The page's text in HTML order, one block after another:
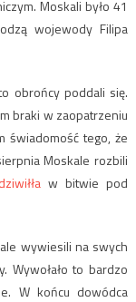
Moskali było 41
wojewody Filipa
obrońcy poddali się.
braki w zaopatrzeniu
świadomość tego, że
Moskale rozbili
w bitwie pod
wywiesili na swych
Wywołało to bardzo
W końcu dowódca